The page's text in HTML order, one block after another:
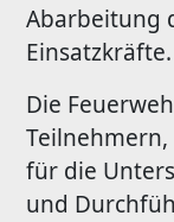
Abarbeitung
Einsatzkräfte.
Die
für die
und